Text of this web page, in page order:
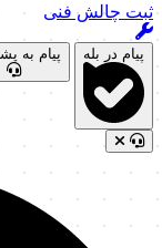
ثبت چالش فنی
پیام در بله پیام به